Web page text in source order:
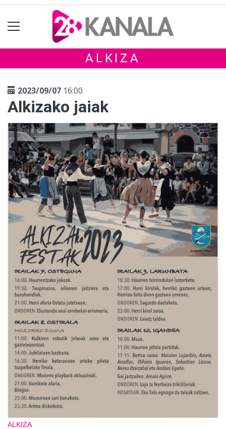
ALKIZA
2023/09/07 16:00
Alkizako jaiak
ALKIZA